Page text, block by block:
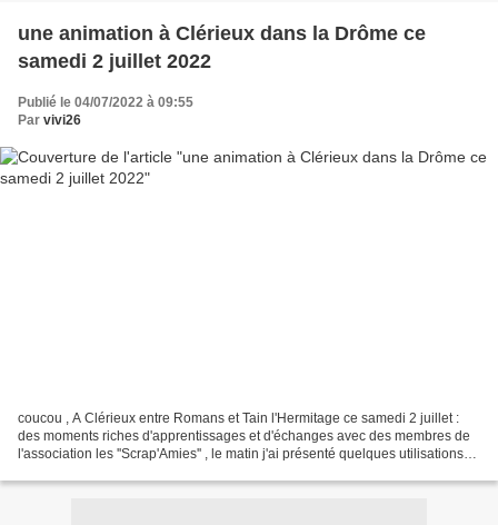
une animation à Clérieux dans la Drôme ce
samedi 2 juillet 2022
Publié le 04/07/2022 à 09:55
Par vivi26
coucou , A Clérieux entre Romans et Tain l'Hermitage ce samedi 2 juillet :
des moments riches d'apprentissages et d'échanges avec des membres de
l'association les ''Scrap'Amies'' , le matin j'ai présenté quelques utilisations